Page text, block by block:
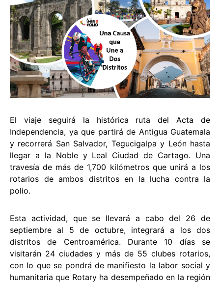
El viaje seguirá la histórica ruta del Acta de
Independencia, ya que partirá de Antigua Guatemala
y recorrerá San Salvador, Tegucigalpa y León hasta
llegar a la Noble y Leal Ciudad de Cartago. Una
travesía de más de 1,700 kilómetros que unirá a los
rotarios de ambos distritos en la lucha contra la
polio.
Esta actividad, que se llevará a cabo del 26 de
septiembre al 5 de octubre, integrará a los dos
distritos de Centroamérica. Durante 10 días se
visitarán 24 ciudades y más de 55 clubes rotarios,
con lo que se pondrá de manifiesto la labor social y
humanitaria que Rotary ha desempeñado en la región